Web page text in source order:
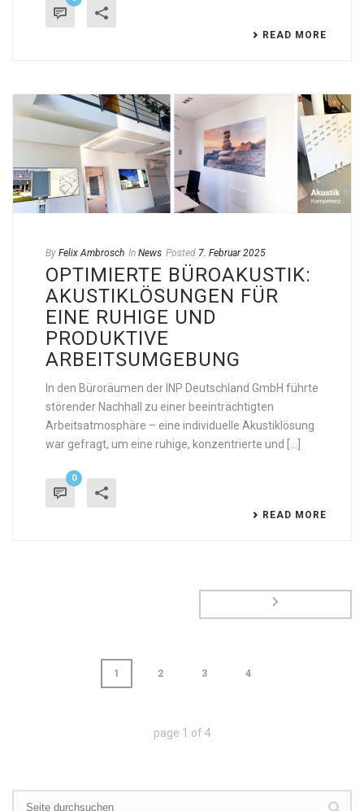
READ MORE
By Felix Ambrosch In News Posted 7. Februar 2025
OPTIMIERTE BÜROAKUSTIK:
AKUSTIKLÖSUNGEN FÜR
EINE RUHIGE UND
PRODUKTIVE
ARBEITSUMGEBUNG
In den Büroräumen der INP Deutschland GmbH führte
störender Nachhall zu einer beeinträchtigten
Arbeitsatmosphäre – eine individuelle Akustiklösung
war gefragt, um eine ruhige, konzentrierte und [...]
0
READ MORE
1 2 3 4
page 1 of 4